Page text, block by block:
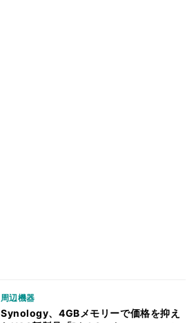
周辺機器
Synology、4GBメモリーで価格を抑え